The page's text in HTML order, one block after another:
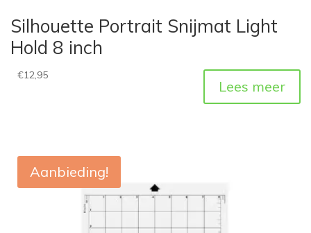
Silhouette Portrait Snijmat Light
Hold 8 inch
€12,95
Lees meer
Aanbieding!